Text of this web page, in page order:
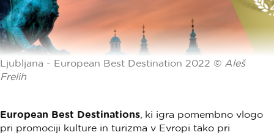
Ljubljana - European Best Destination 2022 © Aleš
Frelih
European Best Destinations, ki igra pomembno vlogo
pri promociji kulture in turizma v Evropi tako pri